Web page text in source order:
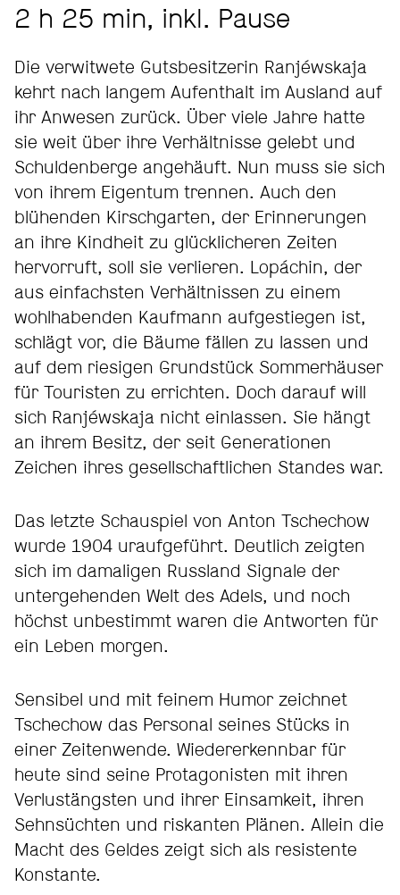
2 h 25 min, inkl. Pause
Die verwitwete Gutsbesitzerin Ranjéwskaja
kehrt nach langem Aufenthalt im Ausland auf
ihr Anwesen zurück. Über viele Jahre hatte
sie weit über ihre Verhältnisse gelebt und
Schuldenberge angehäuft. Nun muss sie sich
von ihrem Eigentum trennen. Auch den
blühenden Kirschgarten, der Erinnerungen
an ihre Kindheit zu glücklicheren Zeiten
hervorruft, soll sie verlieren. Lopáchin, der
aus einfachsten Verhältnissen zu einem
wohlhabenden Kaufmann aufgestiegen ist,
schlägt vor, die Bäume fällen zu lassen und
auf dem riesigen Grundstück Sommerhäuser
für Touristen zu errichten. Doch darauf will
sich Ranjéwskaja nicht einlassen. Sie hängt
an ihrem Besitz, der seit Generationen
Zeichen ihres gesellschaftlichen Standes war.
Das letzte Schauspiel von Anton Tschechow
wurde 1904 uraufgeführt. Deutlich zeigten
sich im damaligen Russland Signale der
untergehenden Welt des Adels, und noch
höchst unbestimmt waren die Antworten für
ein Leben morgen.
Sensibel und mit feinem Humor zeichnet
Tschechow das Personal seines Stücks in
einer Zeitenwende. Wiedererkennbar für
heute sind seine Protagonisten mit ihren
Verlustängsten und ihrer Einsamkeit, ihren
Sehnsüchten und riskanten Plänen. Allein die
Macht des Geldes zeigt sich als resistente
Konstante.